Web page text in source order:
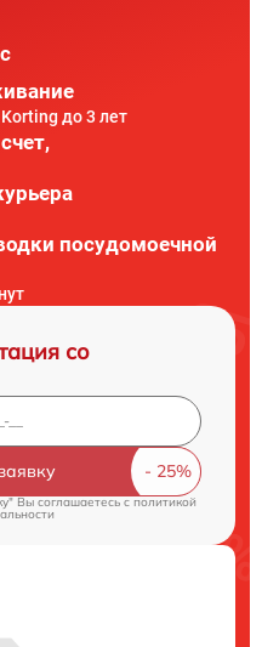
до 3 лет
посудомоечной
со
Вы соглашаетесь cполитикой